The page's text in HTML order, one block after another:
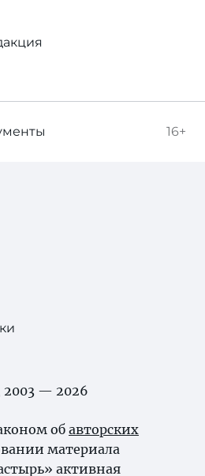
16+
2003 — 2026
об авторских
материала
активная